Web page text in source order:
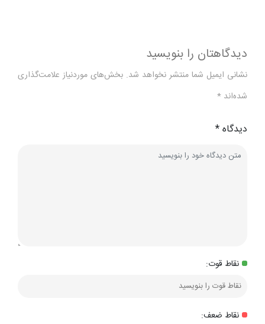
دیدگاهتان را بنویسید
نشانی ایمیل شما منتشر نخواهد شد. بخش‌های موردنیاز علامت‌گذاری
شده‌اند *
دیدگاه*
نقاط قوت:
نقاط ضعف: